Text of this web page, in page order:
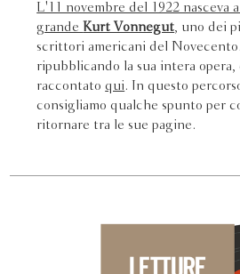
L'11 novembre del 1922 nasceva
grande Kurt Vonnegut , uno dei
scrittori americani del
ripubblicando la sua intera opera,
raccontatoqui . In questo
consigliamo qualche spunto per
ritornare tra le sue pagine.